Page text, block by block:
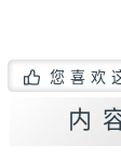
您喜欢
内